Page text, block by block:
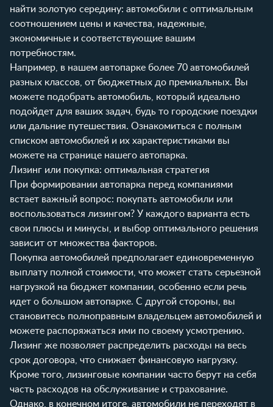
найти золотую середину: автомобили с оптимальным
соотношением цены и качества, надежные,
экономичные и соответствующие вашим
потребностям.
Например, в нашем автопарке более 70 автомобилей
разных классов, от бюджетных до премиальных. Вы
можете подобрать автомобиль, который идеально
подойдет для ваших задач, будь то городские поездки
или дальние путешествия. Ознакомиться с полным
списком автомобилей и их характеристиками вы
можете на странице нашего автопарка.
Лизинг или покупка: оптимальная стратегия
При формировании автопарка перед компаниями
встает важный вопрос: покупать автомобили или
воспользоваться лизингом? У каждого варианта есть
свои плюсы и минусы, и выбор оптимального решения
зависит от множества факторов.
Покупка автомобилей предполагает единовременную
выплату полной стоимости, что может стать серьезной
нагрузкой на бюджет компании, особенно если речь
идет о большом автопарке. С другой стороны, вы
становитесь полноправным владельцем автомобилей и
можете распоряжаться ими по своему усмотрению.
Лизинг же позволяет распределить расходы на весь
срок договора, что снижает финансовую нагрузку.
Кроме того, лизинговые компании часто берут на себя
часть расходов на обслуживание и страхование.
Однако, в конечном итоге, автомобили не переходят в